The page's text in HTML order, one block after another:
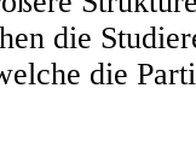
die
die